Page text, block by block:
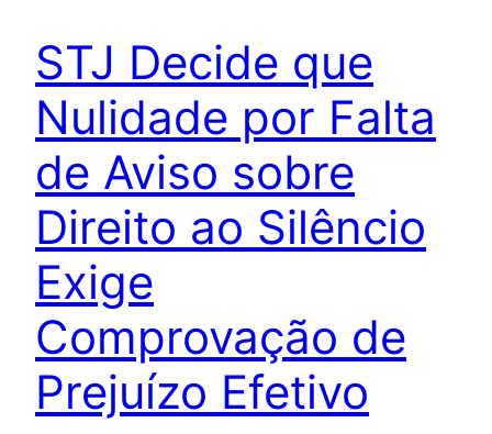
STJ Decide que
Nulidade por Falta
de Aviso sobre
Direito ao Silêncio
Exige
Comprovação de
Prejuízo Efetivo